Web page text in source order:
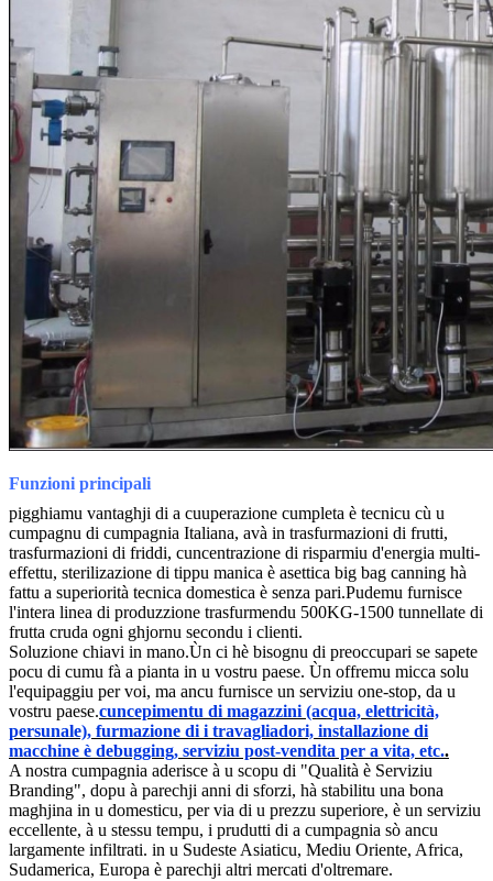
Funzioni principali
pigghiamu vantaghji di a cuuperazione cumpleta è tecnicu cù u
cumpagnu di cumpagnia Italiana, avà in trasfurmazioni di frutti,
trasfurmazioni di friddi, cuncentrazione di risparmiu d'energia multi-
effettu, sterilizazione di tippu manica è asettica big bag canning hà
fattu a superiorità tecnica domestica è senza pari.Pudemu furnisce
l'intera linea di produzzione trasfurmendu 500KG-1500 tunnellate di
frutta cruda ogni ghjornu secondu i clienti.
Soluzione chiavi in ​​mano.Ùn ci hè bisognu di preoccupari se sapete
pocu di cumu fà a pianta in u vostru paese. Ùn offremu micca solu
l'equipaggiu per voi, ma ancu furnisce un serviziu one-stop, da u
vostru paese.cuncepimentu di magazzini (acqua, elettricità,
persunale), furmazione di i travagliadori, installazione di
macchine è debugging, serviziu post-vendita per a vita, etc..
A nostra cumpagnia aderisce à u scopu di "Qualità è Serviziu
Branding", dopu à parechji anni di sforzi, hà stabilitu una bona
maghjina in u domesticu, per via di u prezzu superiore, è un serviziu
eccellente, à u stessu tempu, i prudutti di a cumpagnia sò ancu
largamente infiltrati. in u Sudeste Asiaticu, Mediu Oriente, Africa,
Sudamerica, Europa è parechji altri mercati d'oltremare.